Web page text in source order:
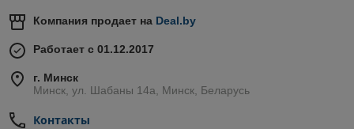
Компания продает на Deal.by
Работает с 01.12.2017
г. Минск
Минск, ул. Шабаны 14а, Минск, Беларусь
Контакты